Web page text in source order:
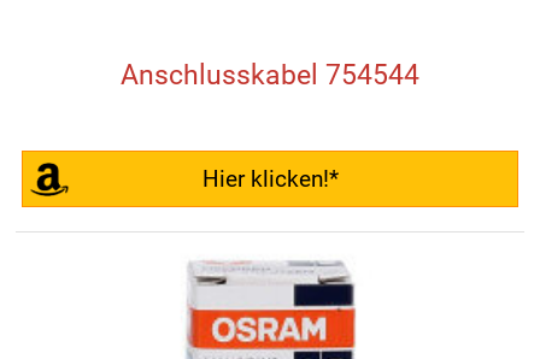
Anschlusskabel 754544
Hier klicken!*